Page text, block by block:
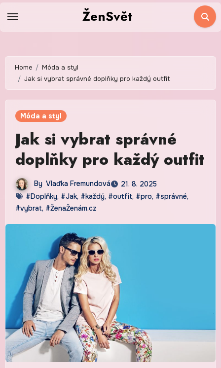
ŽenSvět
Home
Móda a styl
Jak si vybrat správné doplňky pro každý outfit
Móda a styl
Jak si vybrat správné
doplňky pro každý outfit
By Vlaďka Fremundová
21. 8. 2025
#Doplňky, #Jak, #každý, #outfit, #pro, #správné,
#vybrat, #ŽenaŽenám.cz